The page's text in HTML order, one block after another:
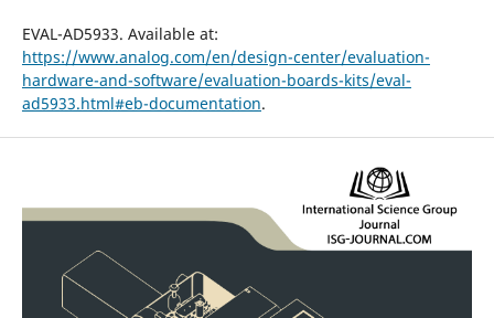
EVAL-AD5933. Available at:
https://www.analog.com/en/design-center/evaluation-
hardware-and-software/evaluation-boards-kits/eval-
ad5933.html#eb-documentation.